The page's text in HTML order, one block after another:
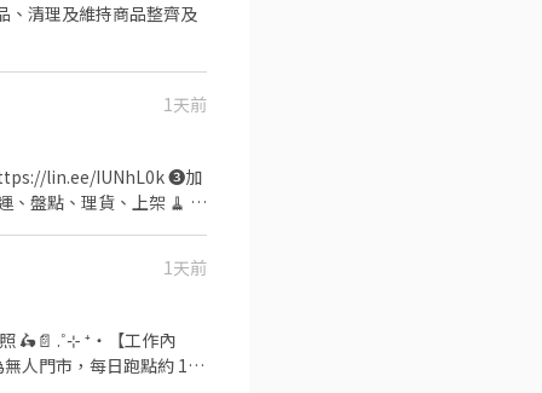
1天前
lin.ee/IUNhL0k ❸加
、盤點、理貨、上架 🧹 維
晚班：17:30-23:30 👉 彈
15 公斤） - ◆上班地點
｡ﾟ॰ॱꕤ*｡ﾟ 🎯員工福利 🛡️
貼！ 🫰🏻 推薦獎金：成
快速，先搶先贏~
1天前
人門市，每日跑點約 1～